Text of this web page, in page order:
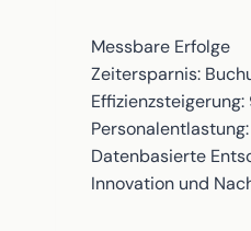
Messbare Erfolge
Zeitersparnis:
Datenbasierte
Innovation und